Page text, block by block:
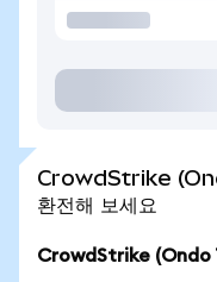
CrowdStrike
환전해 보세요
CrowdStrike (Ondo